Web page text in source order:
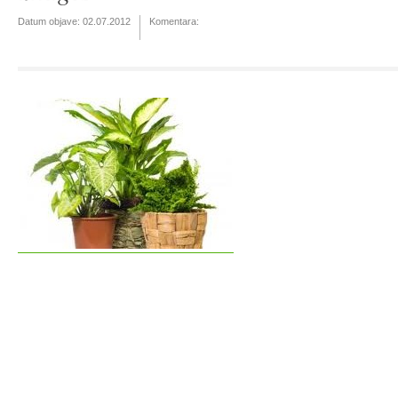
Datum objave: 02.07.2012 Komentara: